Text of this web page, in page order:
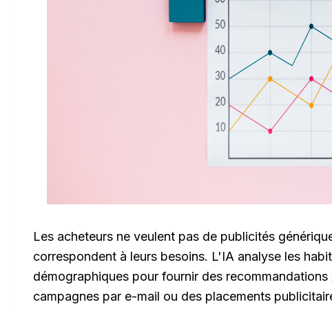
Les acheteurs ne veulent pas de publicités
correspondent à leurs besoins. L'IA analyse les
démographiques pour fournir des
campagnes par e-mail ou des placements